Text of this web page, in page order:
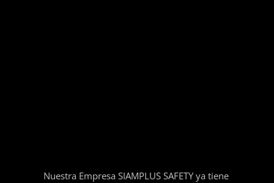
Nuestra Empresa SIAMPLUS SAFETY ya tiene